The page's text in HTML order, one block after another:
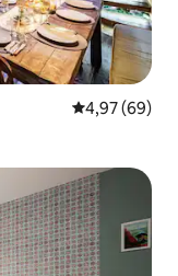
4,97 de uma
4,97 (69)